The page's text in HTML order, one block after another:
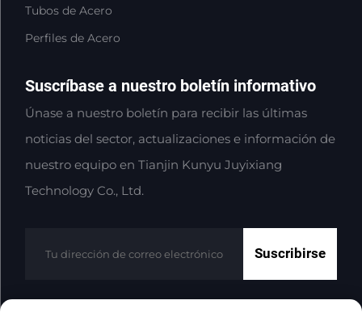
Tubos de Acero
Perfiles de Acero
Suscríbase a nuestro boletín informativo
Únase a nuestro boletín para recibir las últimas
noticias del sector, actualizaciones e información de
nuestro equipo en Tianjin Kunyu Juyixiang
Technology Co., Ltd.
Suscribirse